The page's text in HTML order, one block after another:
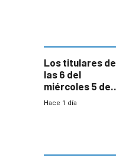
Los titulares de
las 6 del
miércoles 5 de
agosto de 2026
Hace 1 día